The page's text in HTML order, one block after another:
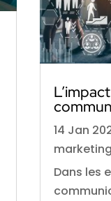
14 Jan
marketing
Dans les